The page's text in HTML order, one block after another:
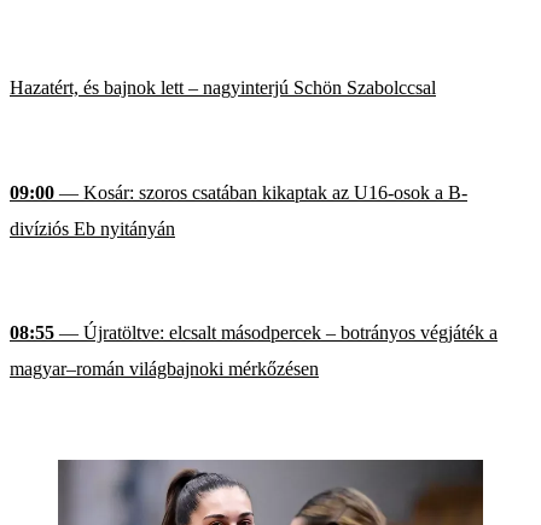
Hazatért, és bajnok lett – nagyinterjú Schön Szabolccsal
09:00 — Kosár: szoros csatában kikaptak az U16-osok a B-
divíziós Eb nyitányán
08:55 — Újratöltve: elcsalt másodpercek – botrányos végjáték a
magyar–román világbajnoki mérkőzésen